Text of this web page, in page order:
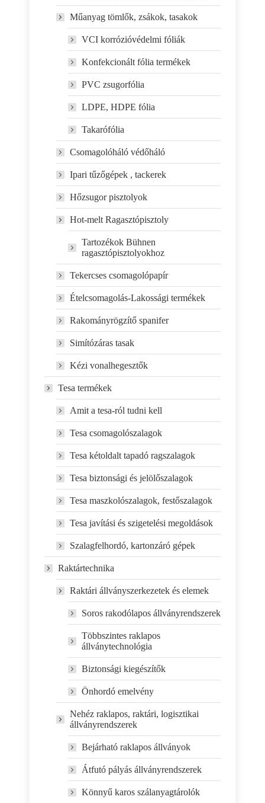
Műanyag tömlők, zsákok, tasakok
VCI korrózióvédelmi fóliák
Konfekcionált fólia termékek
PVC zsugorfólia
LDPE, HDPE fólia
Takarófólia
Csomagolóháló védőháló
Ipari tűzőgépek , tackerek
Hőzsugor pisztolyok
Hot-melt Ragasztópisztoly
Tartozékok Bühnen
ragasztópisztolyokhoz
Tekercses csomagolópapír
Ételcsomagolás-Lakossági termékek
Rakományrögzítő spanifer
Simítózáras tasak
Kézi vonalhegesztők
Tesa termékek
Amit a tesa-ról tudni kell
Tesa csomagolószalagok
Tesa kétoldalt tapadó ragszalagok
Tesa biztonsági és jelölőszalagok
Tesa maszkolószalagok, festőszalagok
Tesa javítási és szigetelési megoldások
Szalagfelhordó, kartonzáró gépek
Raktártechnika
Raktári állványszerkezetek és elemek
Soros rakodólapos állványrendszerek
Többszintes raklapos
állványtechnológia
Biztonsági kiegészítők
Önhordó emelvény
Nehéz raklapos, raktári, logisztikai
állványrendszerek
Bejárható raklapos állványok
Átfutó pályás állványrendszerek
Könnyű karos szálanyagtárolók